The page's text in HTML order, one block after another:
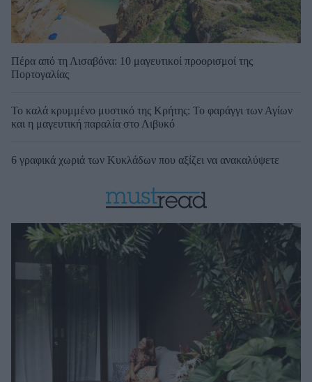
Πέρα από τη Λισαβόνα: 10 μαγευτικοί προορισμοί της
Πορτογαλίας
Το καλά κρυμμένο μυστικό της Κρήτης: Το φαράγγι των Αγίων
και η μαγευτική παραλία στο Λιβυκό
6 γραφικά χωριά των Κυκλάδων που αξίζει να ανακαλύψετε